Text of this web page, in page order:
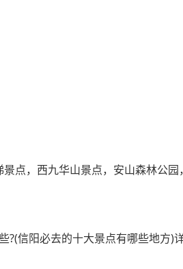
点，西九华山景点，安山森林公
信阳必去的十大景点有哪些地方)